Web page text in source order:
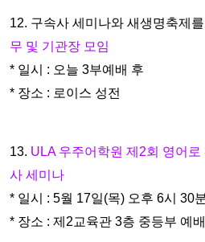
12. 구속사 세미나와 새생명축제
무 및 기관장 모임
* 일시 : 오늘 3부예배 후
* 장소 : 로이스 성전
13. ULA 우주어학원 제2회 영어
사 세 미나
* 일시 : 5월 17일(목) 오후 6시 30
* 장소 : 제2교육관 3층 중등부 예